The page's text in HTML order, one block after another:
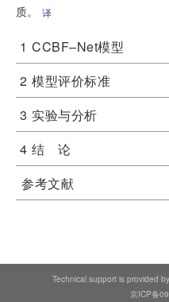
质。译
1 CCBF–Net模型
2 模型评价标准
3 实验与分析
4 结 论
参考文献
Technical support is provided
京ICP备